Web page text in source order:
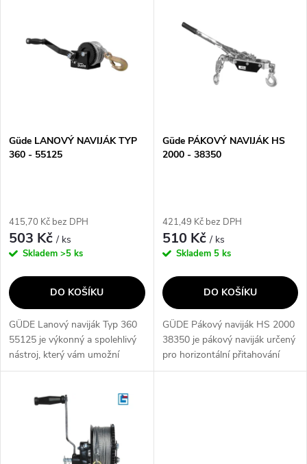
p
o
d
u
k
t
Abecedně
s
p
o
d
u
k
t
Güde LANOVÝ NAVIJÁK TYP
360 - 55125
415,70 Kč bez DPH
503 Kč/ ks
Skladem >5 ks
DO KOŠÍKU
GÜDE Lanový naviják Typ 360
55125 je výkonný a spolehlivý
nástroj, který vám umožní
snadno a bezpečně
břemeny. Díky svému
robustnímu provedení a
Güde PÁKOVÝ NAVIJÁK HS
2000 - 38350
421,49 Kč bez DPH
510 Kč/ ks
Skladem 5 ks
DO KOŠÍKU
GÜDE Pákový naviják HS 2000
38350 je pákový naviják určený
pro horizontální přitahování
břemen nebo napínání